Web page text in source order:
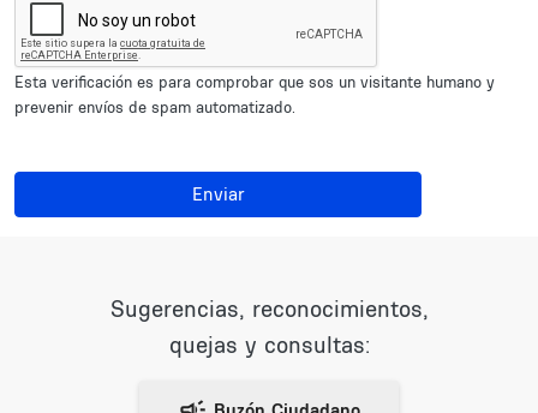
Esta verificación es para comprobar que sos un visitante humano y
prevenir envíos de spam automatizado.
Enviar
Sugerencias, reconocimientos,
quejas y consultas: